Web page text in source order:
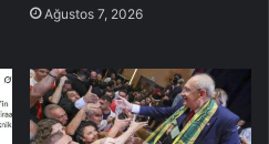
Ağustos 7, 2026